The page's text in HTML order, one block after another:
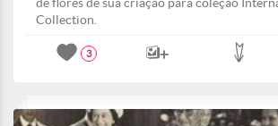
Collection.
3